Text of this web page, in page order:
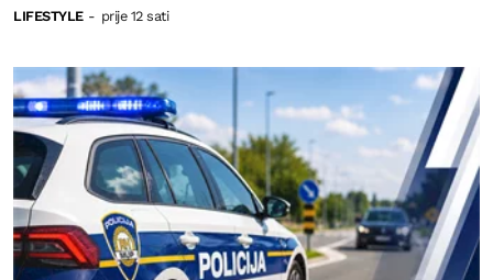
LIFESTYLE - prije 12 sati